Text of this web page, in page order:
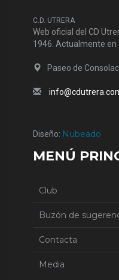
C.D. UTRERA
Web oficial del CD
1946. Actualmente en
Paseo de
Diseño: Nubeado
MENÚ
Club
Buzón de
Contacta
Media